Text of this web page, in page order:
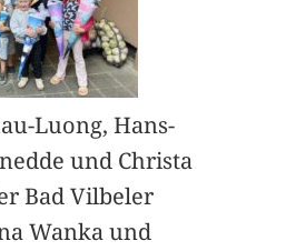
Luong, Hans-
und Christa
Bad Vilbeler
Wanka und